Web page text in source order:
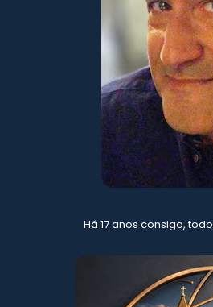
Há 17 anos consigo,